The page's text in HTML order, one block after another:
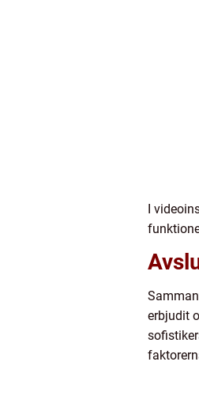
I
erbjudit